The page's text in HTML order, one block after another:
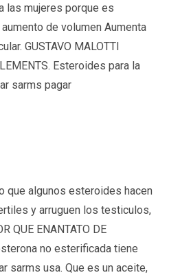
las mujeres porque es
de volumen Aumenta
GUSTAVO MALOTTI
Esteroides para la
sarms pagar
que algunos esteroides hacen
y arruguen los testiculos,
QUE ENANTATO DE
no esterificada tiene
sarms usa. Que es un aceite,